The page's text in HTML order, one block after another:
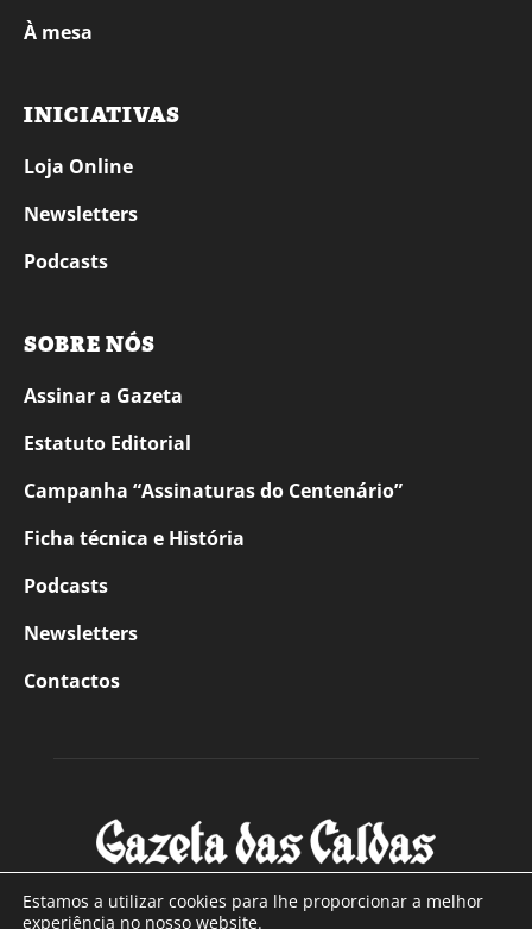
À mesa
INICIATIVAS
Loja Online
Newsletters
Podcasts
SOBRE NÓS
Assinar a Gazeta
Estatuto Editorial
Campanha “Assinaturas do Centenário”
Ficha técnica e História
Podcasts
Newsletters
Contactos
Estamos a utilizar cookies para lhe proporcionar a melhor
experiência no nosso website.